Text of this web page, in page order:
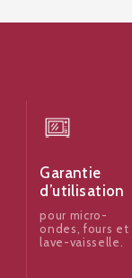
Garantie
d’utilisation
pour micro-
ondes, fours et
lave-vaisselle.